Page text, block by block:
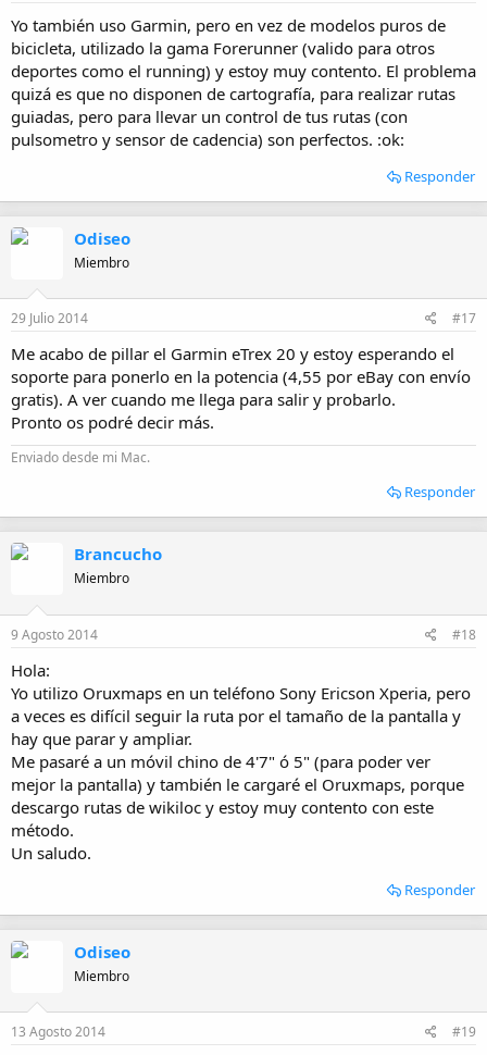
Yo también uso Garmin, pero en vez de modelos puros de
bicicleta, utilizado la gama Forerunner (valido para otros
deportes como el running) y estoy muy contento. El problema
quizá es que no disponen de cartografía, para realizar rutas
guiadas, pero para llevar un control de tus rutas (con
pulsometro y sensor de cadencia) son perfectos. :ok:
Responder
Odiseo
Miembro
29 Julio 2014 #17
Me acabo de pillar el Garmin eTrex 20 y estoy esperando el
soporte para ponerlo en la potencia (4,55 por eBay con envío
gratis). A ver cuando me llega para salir y probarlo.
Pronto os podré decir más.
Enviado desde mi Mac.
Responder
Brancucho
Miembro
9 Agosto 2014 #18
Hola:
Yo utilizo Oruxmaps en un teléfono Sony Ericson Xperia, pero
a veces es difícil seguir la ruta por el tamaño de la pantalla y
hay que parar y ampliar.
Me pasaré a un móvil chino de 4'7" ó 5" (para poder ver
mejor la pantalla) y también le cargaré el Oruxmaps, porque
descargo rutas de wikiloc y estoy muy contento con este
método.
Un saludo.
Responder
Odiseo
Miembro
13 Agosto 2014 #19